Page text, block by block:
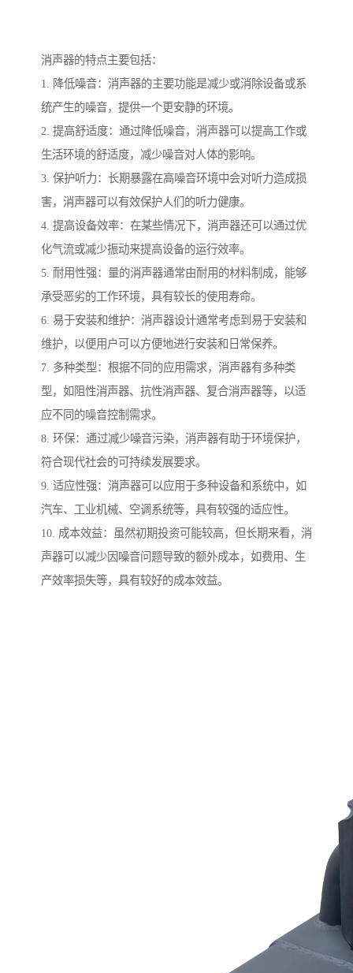
消声器的特点主要包括：
1. 降低噪音：消声器的主要功能是减少或消除设备或系
统产生的噪音，提供一个更安静的环境。
2. 提高舒适度：通过降低噪音，消声器可以提高工作或
生活环境的舒适度，减少噪音对人体的影响。
3. 保护听力：长期暴露在高噪音环境中会对听力造成损
害，消声器可以有效保护人们的听力健康。
4. 提高设备效率：在某些情况下，消声器还可以通过优
化气流或减少振动来提高设备的运行效率。
5. 耐用性强：量的消声器通常由耐用的材料制成，能够
承受恶劣的工作环境，具有较长的使用寿命。
6. 易于安装和维护：消声器设计通常考虑到易于安装和
维护，以便用户可以方便地进行安装和日常保养。
7. 多种类型：根据不同的应用需求，消声器有多种类
型，如阻性消声器、抗性消声器、复合消声器等，以适
应不同的噪音控制需求。
8. 环保：通过减少噪音污染，消声器有助于环境保护，
符合现代社会的可持续发展要求。
9. 适应性强：消声器可以应用于多种设备和系统中，如
汽车、工业机械、空调系统等，具有较强的适应性。
10. 成本效益：虽然初期投资可能较高，但长期来看，消
声器可以减少因噪音问题导致的额外成本，如费用、生
产效率损失等，具有较好的成本效益。